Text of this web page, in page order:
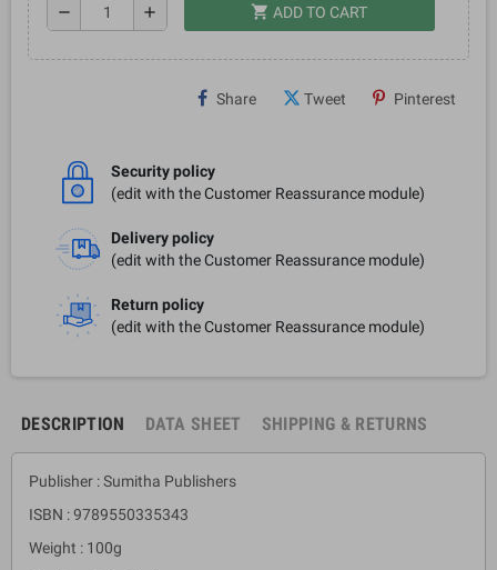
remove add shopping_cart ADD TO CART
Share Tweet Pinterest
Security policy
(edit with the Customer Reassurance module)
Delivery policy
(edit with the Customer Reassurance module)
Return policy
(edit with the Customer Reassurance module)
DESCRIPTION DATA SHEET SHIPPING & RETURNS
Publisher : Sumitha Publishers
ISBN : 9789550335343
Weight : 100g